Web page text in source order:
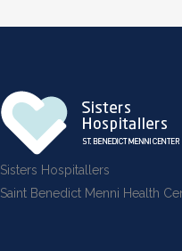
Sisters Hospitallers
Saint Benedict Menni Health